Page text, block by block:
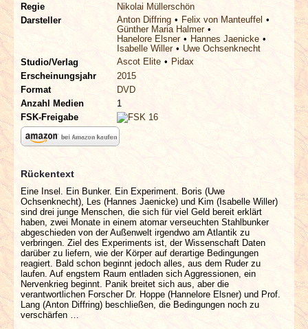
LINKS
Regie
Nikolai Müllerschön
Darsteller
Anton Diffring
Felix von Manteuffel
Günther Maria Halmer
Hanelore Elsner
Hannes Jaenicke
Isabelle Willer
Uwe Ochsenknecht
Studio/Verlag
Ascot Elite
Pidax
Erscheinungsjahr
2015
Format
DVD
Anzahl Medien
1
FSK-Freigabe
Rückentext
Eine Insel. Ein Bunker. Ein Experiment. Boris (Uwe
Ochsenknecht), Les (Hannes Jaenicke) und Kim (Isabelle Willer)
sind drei junge Menschen, die sich für viel Geld bereit erklärt
haben, zwei Monate in einem atomar verseuchten Stahlbunker
abgeschieden von der Außenwelt irgendwo am Atlantik zu
verbringen. Ziel des Experiments ist, der Wissenschaft Daten
darüber zu liefern, wie der Körper auf derartige Bedingungen
reagiert. Bald schon beginnt jedoch alles, aus dem Ruder zu
laufen. Auf engstem Raum entladen sich Aggressionen, ein
Nervenkrieg beginnt. Panik breitet sich aus, aber die
verantwortlichen Forscher Dr. Hoppe (Hannelore Elsner) und Prof.
Lang (Anton Diffring) beschließen, die Bedingungen noch zu
verschärfen …